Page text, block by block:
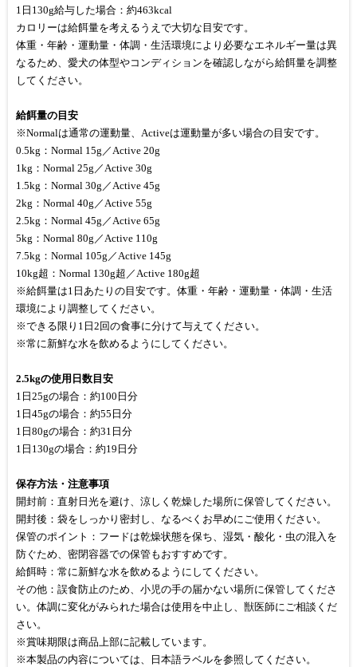
1日130g給与した場合：約463kcal
カロリーは給餌量を考えるうえで大切な目安です。
体重・年齢・運動量・体調・生活環境により必要なエネルギー量は異
なるため、愛犬の体型やコンディションを確認しながら給餌量を調整
してください。
給餌量の目安
※Normalは通常の運動量、Activeは運動量が多い場合の目安です。
0.5kg：Normal 15g／Active 20g
1kg：Normal 25g／Active 30g
1.5kg：Normal 30g／Active 45g
2kg：Normal 40g／Active 55g
2.5kg：Normal 45g／Active 65g
5kg：Normal 80g／Active 110g
7.5kg：Normal 105g／Active 145g
10kg超：Normal 130g超／Active 180g超
※給餌量は1日あたりの目安です。体重・年齢・運動量・体調・生活
環境により調整してください。
※できる限り1日2回の食事に分けて与えてください。
※常に新鮮な水を飲めるようにしてください。
2.5kgの使用日数目安
1日25gの場合：約100日分
1日45gの場合：約55日分
1日80gの場合：約31日分
1日130gの場合：約19日分
保存方法・注意事項
開封前：直射日光を避け、涼しく乾燥した場所に保管してください。
開封後：袋をしっかり密封し、なるべくお早めにご使用ください。
保管のポイント：フードは乾燥状態を保ち、湿気・酸化・虫の混入を
防ぐため、密閉容器での保管もおすすめです。
給餌時：常に新鮮な水を飲めるようにしてください。
その他：誤食防止のため、小児の手の届かない場所に保管してくださ
い。体調に変化がみられた場合は使用を中止し、獣医師にご相談くだ
さい。
※賞味期限は商品上部に記載しています。
※本製品の内容については、日本語ラベルを参照してください。